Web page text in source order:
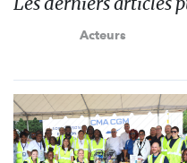
Acteurs